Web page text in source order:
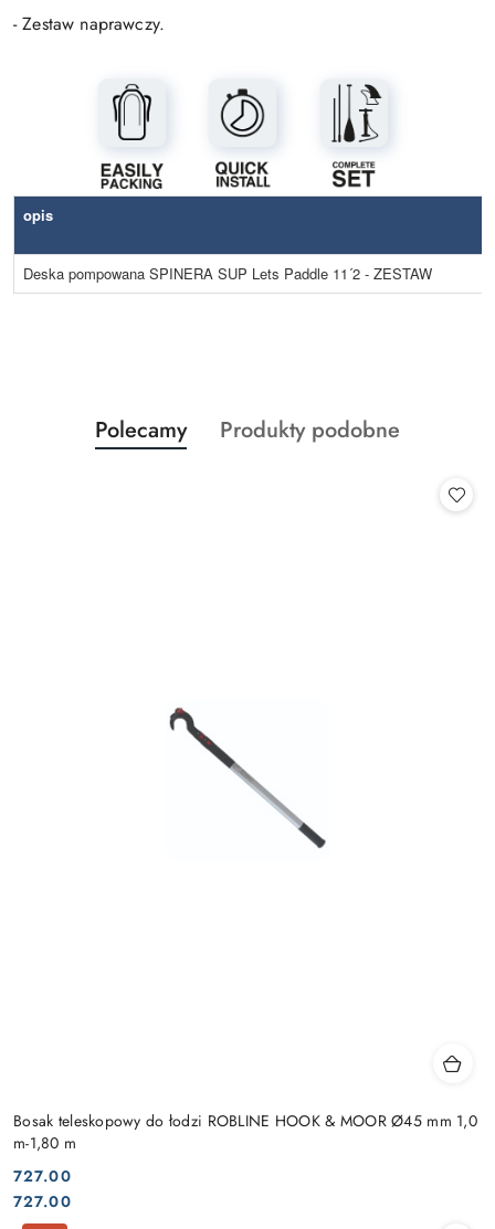
- Zestaw naprawczy.
opis
Deska pompowana SPINERA SUP Lets Paddle 11´2 - ZESTAW
Pomiń karuzelę produktów
Produkty
o
Polecamy
Produkty
Produkty podobne
Bosak teleskopowy do łodzi ROBLINE HOOK & MOOR Ø45 mm 1,0
m-1,80 m
Cena:
727.00
Cena:
727.00